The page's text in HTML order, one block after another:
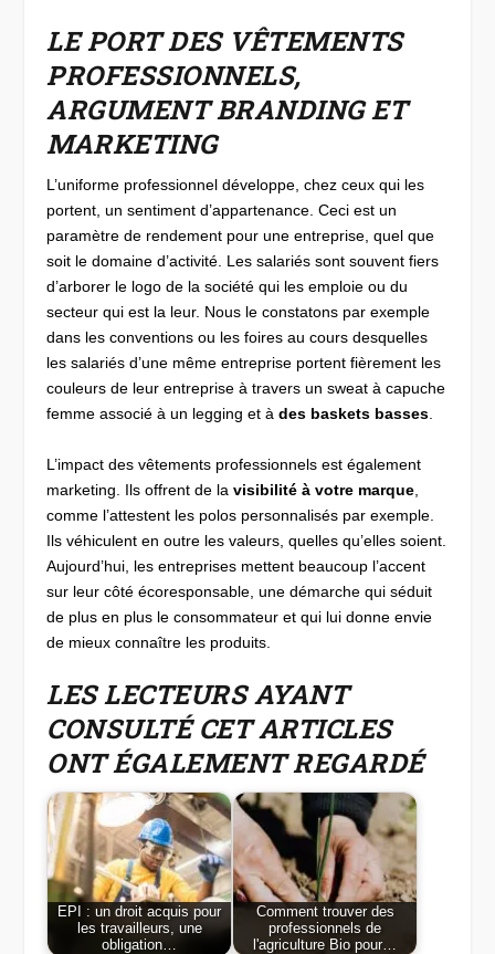
LE PORT DES VÊTEMENTS
PROFESSIONNELS,
ARGUMENT BRANDING ET
MARKETING
L’uniforme professionnel développe, chez ceux qui les
portent, un sentiment d’appartenance. Ceci est un
paramètre de rendement pour une entreprise, quel que
soit le domaine d’activité. Les salariés sont souvent fiers
d’arborer le logo de la société qui les emploie ou du
secteur qui est la leur. Nous le constatons par exemple
dans les conventions ou les foires au cours desquelles
les salariés d’une même entreprise portent fièrement les
couleurs de leur entreprise à travers un sweat à capuche
femme associé à un legging et àdes baskets basses
L’impact des vêtements professionnels est également
marketing. Ils offrent de lavisibilité à votre marque
comme l’attestent les polos personnalisés par exemple.
Ils véhiculent en outre les valeurs, quelles qu’elles soient.
Aujourd’hui, les entreprises mettent beaucoup l’accent
sur leur côté écoresponsable, une démarche qui séduit
de plus en plus le consommateur et qui lui donne envie
de mieux connaître les produits.
LES LECTEURS AYANT
CONSULTÉ CET ARTICLES
ONT ÉGALEMENT REGARDÉ
EPI : un droit acquis pour
les travailleurs, une
obligation…
Comment trouver des
professionnels de
l'agriculture Bio pour…